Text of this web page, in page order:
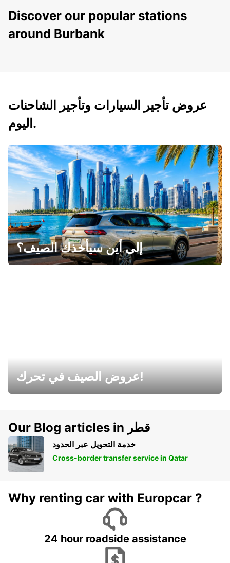
Discover our popular stations
around Burbank
عروض تأجير السيارات وتأجير الشاحنات
اليوم.
إلى أين سيأخذك الصيف؟
عروض الصيف في تحرك!
Our Blog articles in قطر
خدمة التحويل عبر الحدود
Cross-border transfer service in Qatar
Why renting car with Europcar ?
24 hour roadside assistance